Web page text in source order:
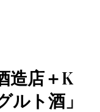
造店＋K
ルト酒」